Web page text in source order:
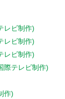
レビ制作)
レビ制作)
レビ制作)
際テレビ制作)
作)